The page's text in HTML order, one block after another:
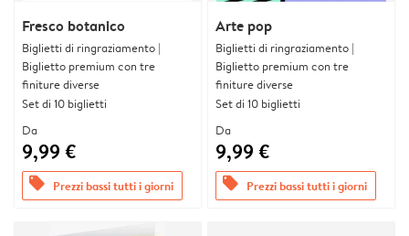
Fresco botanico
Biglietti di ringraziamento |
Biglietto premium con tre
finiture diverse
Set di 10 biglietti
Da
9,99 €
offers Prezzi bassi tutti i giorni
Arte pop
Biglietti di ringraziamento |
Biglietto premium con tre
finiture diverse
Set di 10 biglietti
Da
9,99 €
offers Prezzi bassi tutti i giorni